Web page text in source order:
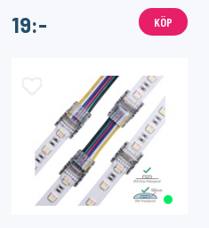
19:- KÖP